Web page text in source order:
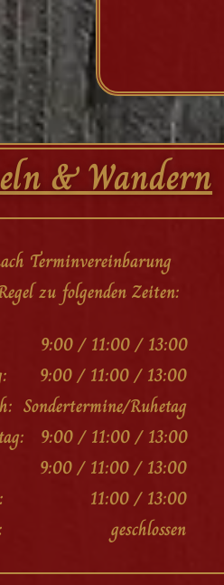
& Wandern
Terminvereinbarung
zu folgenden Zeiten:
9:00 / 11:00 / 13:00
9:00 / 11:00 / 13:00
Sondertermine/Ruhetag
9:00 / 11:00 / 13:00
9:00 / 11:00 / 13:00
11:00 / 13:00
geschlossen